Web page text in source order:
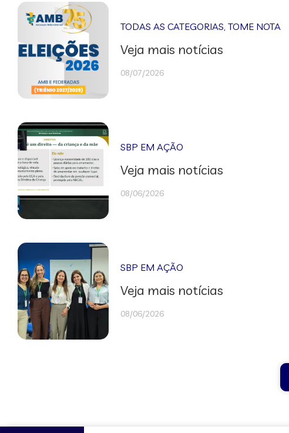
TODAS AS CATEGORIAS ,TOME NOTA
Veja mais notícias
08/07/2026
SBP EM AÇÃO
Veja mais notícias
08/06/2026
SBP EM AÇÃO
Veja mais notícias
08/06/2026